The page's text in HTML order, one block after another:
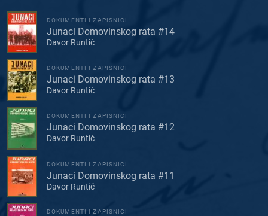
DOKUMENTI I ZAPISNICI
Junaci Domovinskog rata #14
Davor Runtić
DOKUMENTI I ZAPISNICI
Junaci Domovinskog rata #13
Davor Runtić
DOKUMENTI I ZAPISNICI
Junaci Domovinskog rata #12
Davor Runtić
DOKUMENTI I ZAPISNICI
Junaci Domovinskog rata #11
Davor Runtić
DOKUMENTI I ZAPISNICI